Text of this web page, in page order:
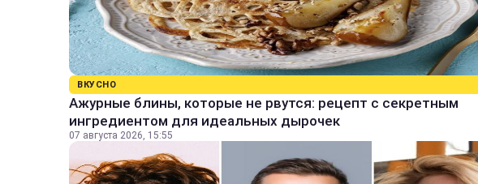
ВКУСНО
Ажурные блины, которые не рвутся: рецепт с секретным
ингредиентом для идеальных дырочек
07 августа 2026, 15:55